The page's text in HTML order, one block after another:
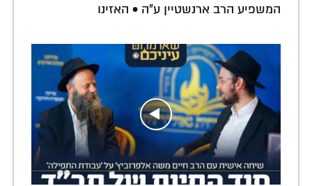
המשפיע הרב ארנשטיין ע"ה • האזינו